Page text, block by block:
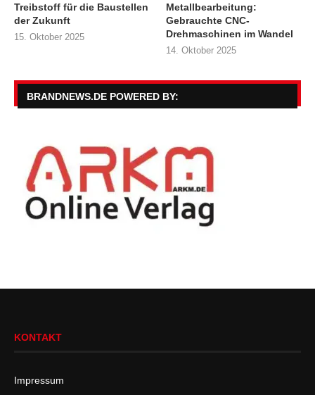
Treibstoff für die Baustellen
der Zukunft
15. Oktober 2025
Metallbearbeitung:
Gebrauchte CNC-
Drehmaschinen im Wandel
14. Oktober 2025
BRANDNEWS.DE POWERED BY:
KONTAKT
Impressum